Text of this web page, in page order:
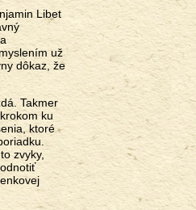
Libet
už
dôkaz, že
Takmer
ku
ktoré
zvyky,